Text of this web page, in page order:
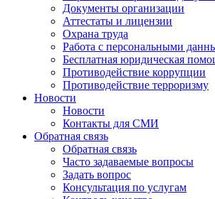
Документы организации
Аттестаты и лицензии
Охрана труда
Работа с персональными
Бесплатная юридическая
Противодействие коррупции
Противодействие терроризму
Новости
Новости
Контакты для СМИ
Обратная связь
Обратная связь
Часто задаваемые вопросы
Задать вопрос
Консультация по услугам